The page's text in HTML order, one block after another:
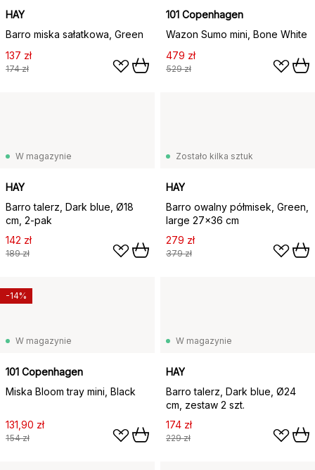
HAY
Barro miska sałatkowa, Green
137 zł
174 zł
101 Copenhagen
Wazon Sumo mini, Bone White
479 zł
529 zł
W magazynie
HAY
Barro talerz, Dark blue, Ø18
cm, 2‑pak
142 zł
189 zł
Zostało kilka sztuk
HAY
Barro owalny półmisek, Green,
large 27x36 cm
279 zł
379 zł
W magazynie
101 Copenhagen
Miska Bloom tray mini, Black
131,90 zł
154 zł
-14%
W magazynie
HAY
Barro talerz, Dark blue, Ø24
cm, zestaw 2 szt.
174 zł
229 zł